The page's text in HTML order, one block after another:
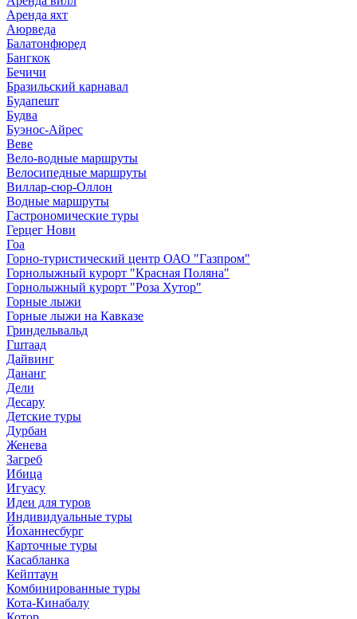
Аренда яхт
Аюрведа
Балатонфюред
Бангкок
Бечичи
Бразильский карнавал
Будапешт
Будва
Буэнос-Айрес
Веве
Вело-водные маршруты
Велосипедные маршруты
Виллар-сюр-Оллон
Водные маршруты
Гастрономические туры
Герцег Нови
Гоа
Горно-туристический центр ОАО "Газпром"
Горнолыжный курорт "Красная Поляна"
Горнолыжный курорт "Роза Хутор"
Горные лыжи
Горные лыжи на Кавказе
Гриндельвальд
Гштаад
Дайвинг
Дананг
Дели
Десару
Детские туры
Дурбан
Женева
Загреб
Ибица
Игуасу
Идеи для туров
Индивидуальные туры
Йоханнесбург
Карточные туры
Касабланка
Кейптаун
Комбинированные туры
Кота-Кинабалу